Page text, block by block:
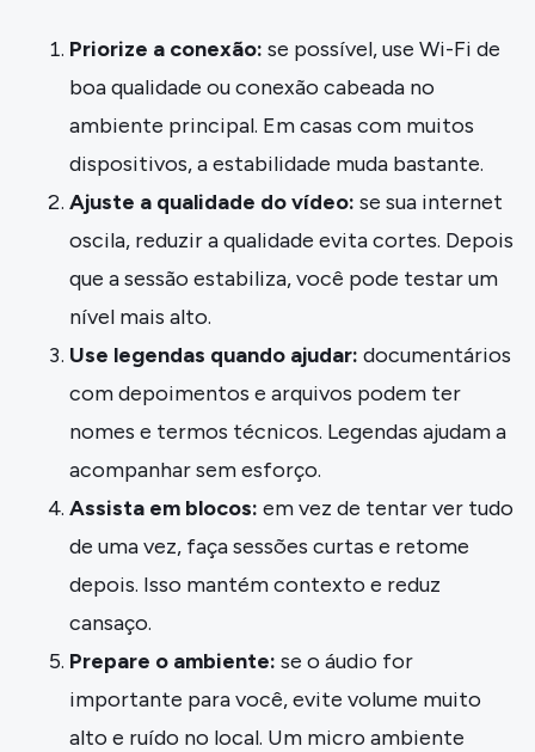
Priorize a conexão: se possível, use Wi-Fi de
boa qualidade ou conexão cabeada no
ambiente principal. Em casas com muitos
dispositivos, a estabilidade muda bastante.
Ajuste a qualidade do vídeo: se sua internet
oscila, reduzir a qualidade evita cortes. Depois
que a sessão estabiliza, você pode testar um
nível mais alto.
Use legendas quando ajudar: documentários
com depoimentos e arquivos podem ter
nomes e termos técnicos. Legendas ajudam a
acompanhar sem esforço.
Assista em blocos: em vez de tentar ver tudo
de uma vez, faça sessões curtas e retome
depois. Isso mantém contexto e reduz
cansaço.
Prepare o ambiente: se o áudio for
importante para você, evite volume muito
alto e ruído no local. Um micro ambiente